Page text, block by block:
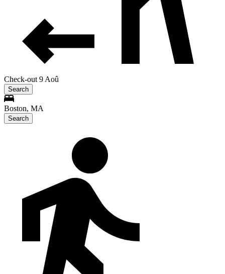
Check-out 9 Aoû
Search
Boston, MA
Search